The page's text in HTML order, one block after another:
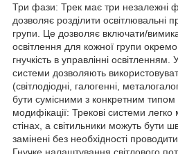
Три фази: Трек має три незалежні
дозволяє розділити освітлювальні
групи. Це дозволяє включати/
освітлення для кожної групи
гнучкість в управлінні освітленням.
системи дозволяють
(світлодіодні, галогенні,
бути сумісними з конкретним типом
модифікації: Трекові системи
стінах, а світильники можуть бути
замінені без необхідності
Гнучке налаштування світлового